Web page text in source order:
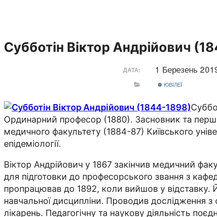
Субботін Віктор Андрійович
ДАТА: 1 Березень
ЮВІЛЕЇ
Ординарний професор (1880). Засновник та
медичного факультету (1884-87) Київського
епідеміології.
Віктор Андрійович у 1867 закінчив медичний
для підготовки до професорського звання з
пропрацював до 1892, коли вийшов у відставку.
навчальної дисципліни. Проводив дослідження з
лікарень. Педагогічну та наукову діяльність